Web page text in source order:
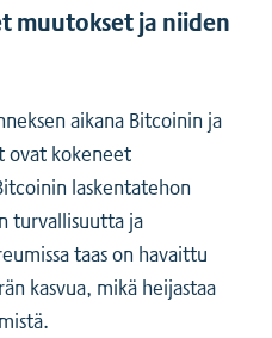
muutokset ja niiden
aikana Bitcoinin ja
ovat kokeneet
laskentatehon
turvallisuutta ja
taas on havaittu
kasvua, mikä heijastaa